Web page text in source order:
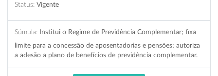
Status: Vigente
Súmula: Institui o Regime de Previdência Complementar; fixa
limite para a concessão de aposentadorias e pensões; autoriza
a adesão a plano de benefícios de previdência complementar.